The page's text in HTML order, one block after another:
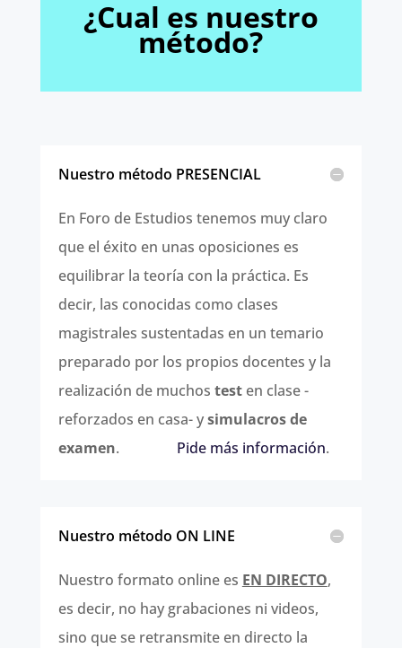
¿Cual es nuestro
método?
Nuestro método PRESENCIAL
En Foro de Estudios tenemos muy claro
que el éxito en unas oposiciones es
equilibrar la teoría con la práctica. Es
decir, las conocidas como clases
magistrales sustentadas en un temario
preparado por los propios docentes y la
realización de muchos testen clase -
reforzados en casa- ysimulacros de
examen. Pide más información.
Nuestro método ON LINE
Nuestro formato online es EN DIRECTO,
es decir, no hay grabaciones ni videos,
sino que se retransmite en directo la